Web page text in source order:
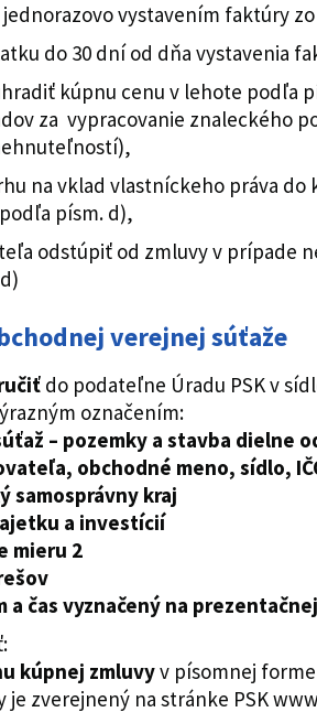
vystavením faktúry
do 30 dní od dňa vystavenia
kúpnu cenu v lehote podľa
za vypracovanie znaleckého
na vklad vlastníckeho práva
písm. d),
odstúpiť od zmluvy v prípade
verejnej súťaže
do podateľne Úradu PSK v
označením:
– pozemky a stavba dielne
obchodné meno, sídlo,
samosprávny kraj
a investícií
2
a čas vyznačený na
kúpnej zmluvyv písomnej
je zverejnený na stránke PSK